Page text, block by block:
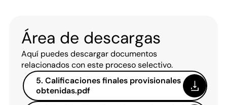
Área de descargas
Aquí puedes descargar documentos
relacionados con este proceso selectivo.
5. Calificaciones finales provisionales
obtenidas.pdf